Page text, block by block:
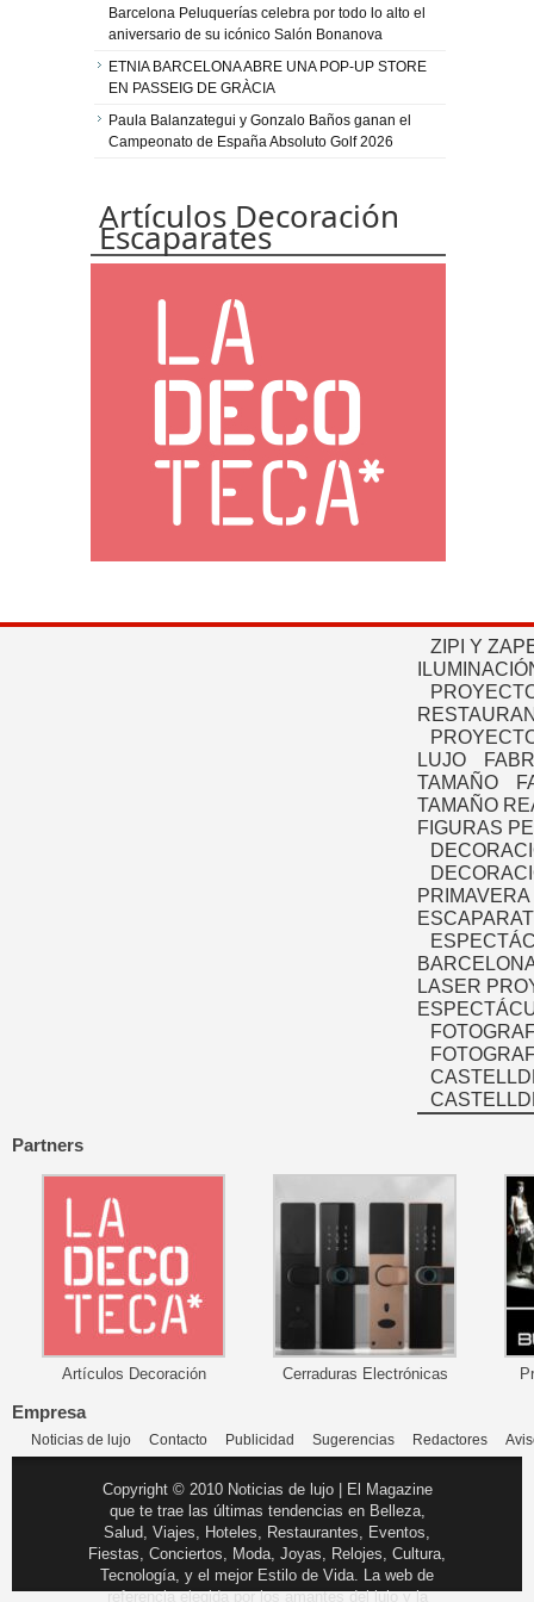
Barcelona Peluquerías celebra por todo lo alto el
aniversario de su icónico Salón Bonanova
ETNIA BARCELONA ABRE UNA POP-UP STORE
EN PASSEIG DE GRÀCIA
Paula Balanzategui y Gonzalo Baños ganan el
Campeonato de España Absoluto Golf 2026
Artículos Decoración
Escaparates
ZIPI Y
LUJO
TAMAÑO
TAMAÑO
FIGURAS
PRIMAVERA
LASER
Partners
Artículos Decoración Cerraduras Electrónicas
Empresa
Noticias de lujo Contacto Publicidad Sugerencias Redactores
Copyright © 2010 Noticias de lujo | El Magazine
que te trae las últimas tendencias en Belleza,
Salud, Viajes, Hoteles, Restaurantes, Eventos,
Fiestas, Conciertos, Moda, Joyas, Relojes, Cultura,
Tecnología, y el mejor Estilo de Vida. La web de
referencia elegida por los amantes del lujo y la